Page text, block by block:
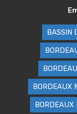
BASSIN
BORDEAUX
BORDEAUX